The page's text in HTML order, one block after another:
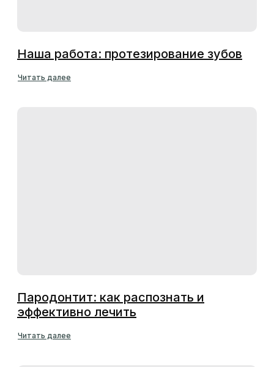
Наша работа: протезирование зубов
Читать далее
Пародонтит: как распознать и
эффективно лечить
Читать далее